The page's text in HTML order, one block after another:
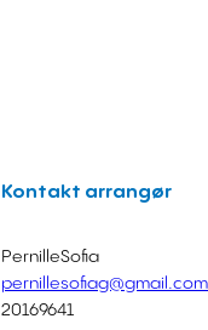
Kontakt arrangør
PernilleSofia
pernillesofiag@gmail.com
20169641